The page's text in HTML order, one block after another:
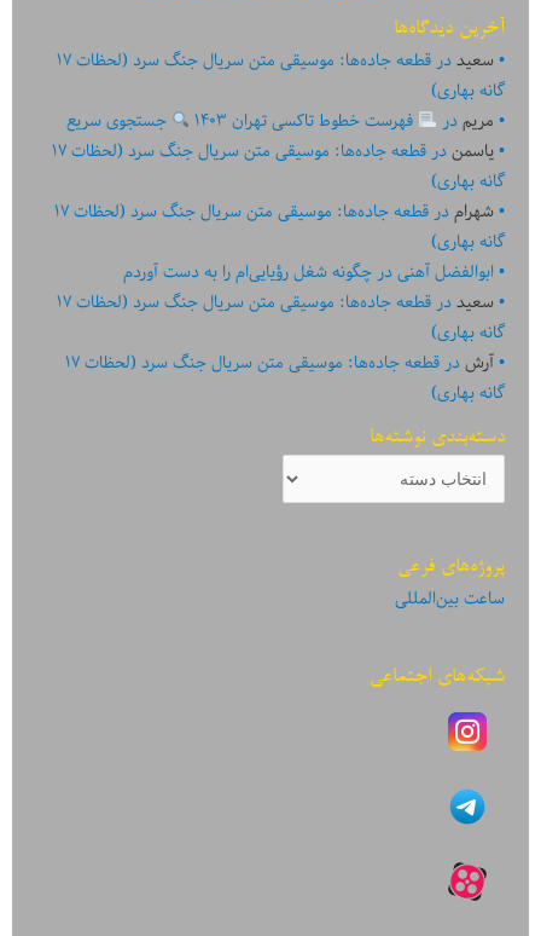
آخرین دیدگاه‌ها
سعیددر
قطعه جاده‌ها: موسیقی متن سریال جنگ سرد (لحظات ۱۷
گانه بهاری)
مریمدر فهرست خطوط تاکسی تهران ۱۴۰۳
جستجوی سریع
یاسمندر
قطعه جاده‌ها: موسیقی متن سریال جنگ سرد (لحظات ۱۷
گانه بهاری)
شهرامدر
قطعه جاده‌ها: موسیقی متن سریال جنگ سرد (لحظات ۱۷
گانه بهاری)
ابوالفضل آهنیدرچگونه شغل رؤیایی‌ام را به دست آوردم
سعیددر
قطعه جاده‌ها: موسیقی متن سریال جنگ سرد (لحظات ۱۷
گانه بهاری)
آرشدر
قطعه جاده‌ها: موسیقی متن سریال جنگ سرد (لحظات ۱۷
گانه بهاری)
دسته‌بندی نوشته‌ها
دسته‌بندی
نوشته‌ها
پروژه‌های فرعی
ساعت بین‌المللی
شبکه‌های اجتماعی